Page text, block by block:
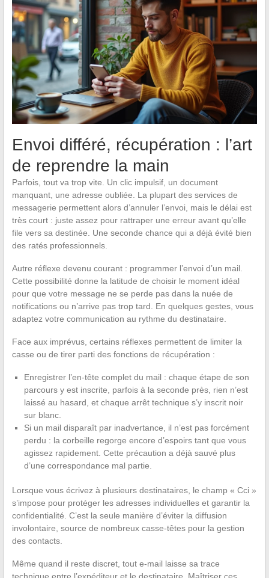
Envoi différé, récupération : l’art
de reprendre la main
Parfois, tout va trop vite. Un clic impulsif, un document
manquant, une adresse oubliée. La plupart des services de
messagerie permettent alors d’annuler l’envoi, mais le délai est
très court : juste assez pour rattraper une erreur avant qu’elle
file vers sa destinée. Une seconde chance qui a déjà évité bien
des ratés professionnels.
Autre réflexe devenu courant : programmer l’envoi d’un mail.
Cette possibilité donne la latitude de choisir le moment idéal
pour que votre message ne se perde pas dans la nuée de
notifications ou n’arrive pas trop tard. En quelques gestes, vous
adaptez votre communication au rythme du destinataire.
Face aux imprévus, certains réflexes permettent de limiter la
casse ou de tirer parti des fonctions de récupération :
Enregistrer l’en-tête complet du mail : chaque étape de son
parcours y est inscrite, parfois à la seconde près, rien n’est
laissé au hasard, et chaque arrêt technique s’y inscrit noir
sur blanc.
Si un mail disparaît par inadvertance, il n’est pas forcément
perdu : la corbeille regorge encore d’espoirs tant que vous
agissez rapidement. Cette précaution a déjà sauvé plus
d’une correspondance mal partie.
Lorsque vous écrivez à plusieurs destinataires, le champ « Cci »
s’impose pour protéger les adresses individuelles et garantir la
confidentialité. C’est la seule manière d’éviter la diffusion
involontaire, source de nombreux casse-têtes pour la gestion
des contacts.
Même quand il reste discret, tout e-mail laisse sa trace